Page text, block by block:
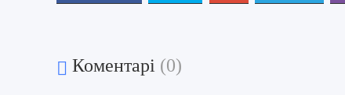
Коментарі (0)